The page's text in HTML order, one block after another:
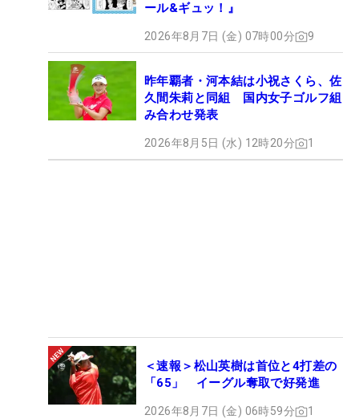
ール&ギュッ！』
2026年8月7日 (金) 07時00分 9
昨年覇者・河本結は小祝さくら、佐
久間朱莉と同組 国内女子ゴルフ組
み合わせ発表
2026年8月5日 (水) 12時20分 1
＜速報＞松山英樹は首位と4打差の
「65」 イーグル奪取で好発進
2026年8月7日 (金) 06時59分 1